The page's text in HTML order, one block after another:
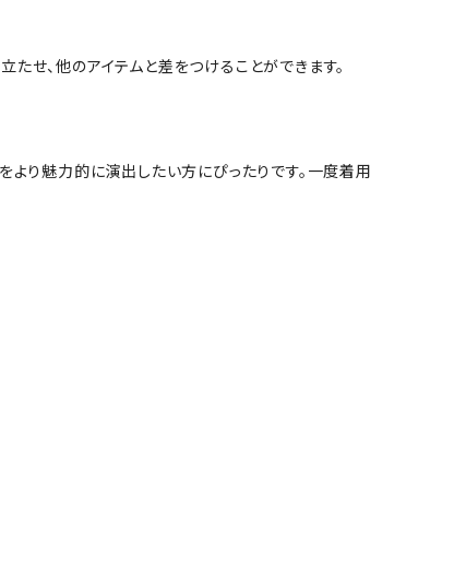
たせ、他のアイテムと差をつけることができます。
り魅力的に演出したい方にぴったりです。一度着用